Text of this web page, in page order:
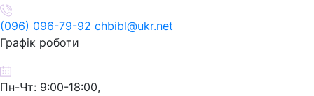
(096) 096-79-92 chbibl@ukr.net
Графік роботи
Пн-Чт: 9:00-18:00,